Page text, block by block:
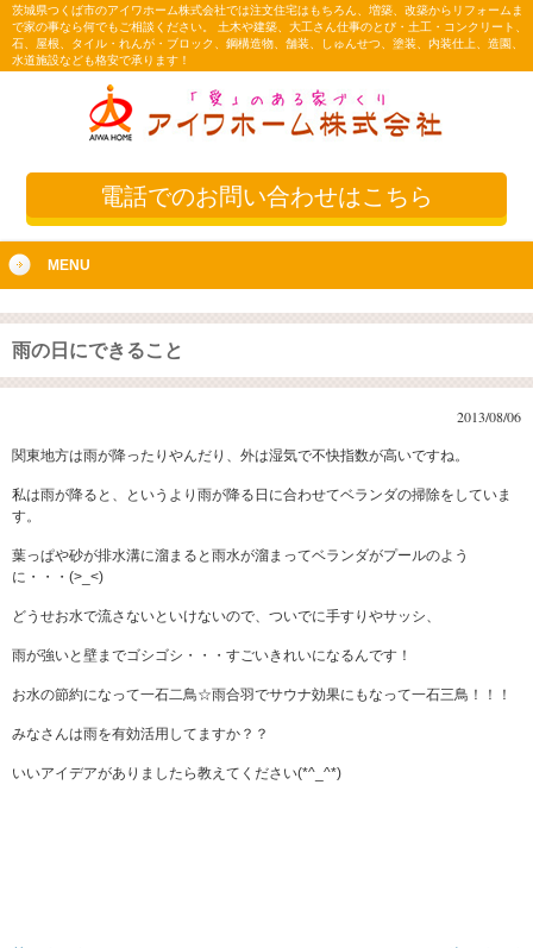
茨城県つくば市のアイワホーム株式会社では注文住宅はもちろん、増築、改築からリフォームま
で家の事なら何でもご相談ください。 土木や建築、大工さん仕事のとび・土工・コンクリート、
石、屋根、タイル・れんが・ブロック、鋼構造物、舗装、しゅんせつ、塗装、内装仕上、造園、
水道施設なども格安で承ります！
電話でのお問い合わせはこちら
MENU
雨の日にできること
2013/08/06
関東地方は雨が降ったりやんだり、外は湿気で不快指数が高いですね。
私は雨が降ると、というより雨が降る日に合わせてベランダの掃除をしていま
す。
葉っぱや砂が排水溝に溜まると雨水が溜まってベランダがプールのよう
に・・・(>_<)
どうせお水で流さないといけないので、ついでに手すりやサッシ、
雨が強いと壁までゴシゴシ・・・すごいきれいになるんです！
お水の節約になって一石二鳥☆雨合羽でサウナ効果にもなって一石三鳥！！！
みなさんは雨を有効活用してますか？？
いいアイデアがありましたら教えてください(*^_^*)